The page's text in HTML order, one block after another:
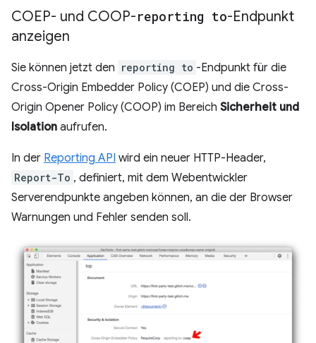
COEP- und COOP-reporting to-Endpunkt
anzeigen
Sie können jetzt den reporting to -Endpunkt für die
Cross-Origin Embedder Policy (COEP) und die Cross-
Origin Opener Policy (COOP) im Bereich Sicherheit und
Isolation aufrufen.
In der Reporting API wird ein neuer HTTP-Header,
Report-To , definiert, mit dem Webentwickler
Serverendpunkte angeben können, an die der Browser
Warnungen und Fehler senden soll.